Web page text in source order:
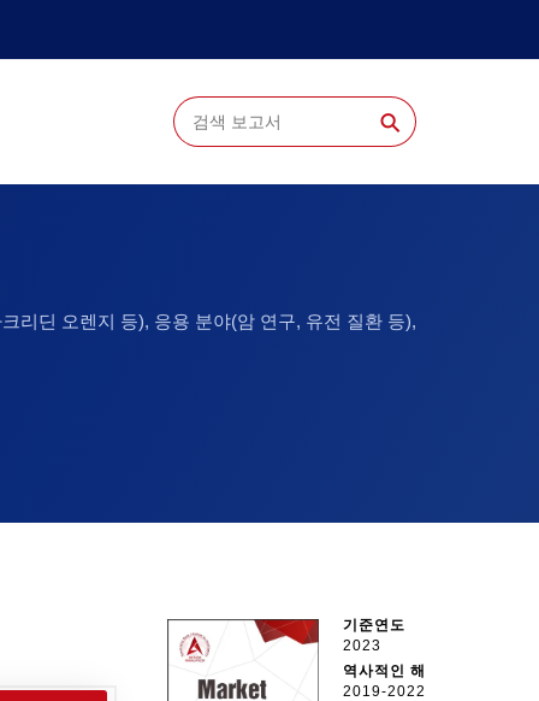
⚲
리딘 오렌지 등), 응용 분야(암 연구, 유전 질환 등),
기준연도
2023
역사적인 해
2019-2022